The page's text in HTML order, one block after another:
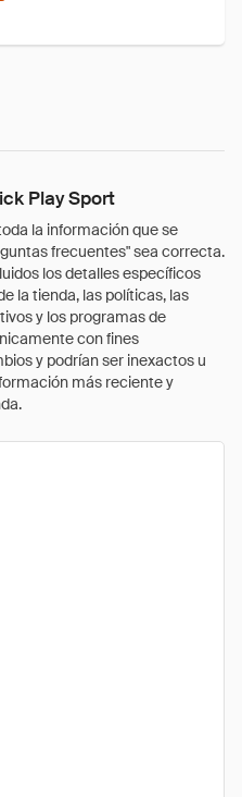
Play Sport
la información que se
frecuentes" sea correcta.
los detalles específicos
la tienda, las políticas, las
y los programas de
con fines
y podrían ser inexactos u
más reciente y